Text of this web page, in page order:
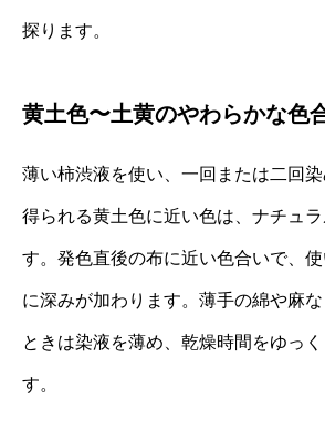
探ります。
黄土色〜土黄のやわらかな色
薄い柿渋液を使い、一回または二回
得られる黄土色に近い色は、ナチュ
す。発色直後の布に近い色合いで、
に深みが加わります。薄手の綿や麻
ときは染液を薄め、乾燥時間をゆっ
す。